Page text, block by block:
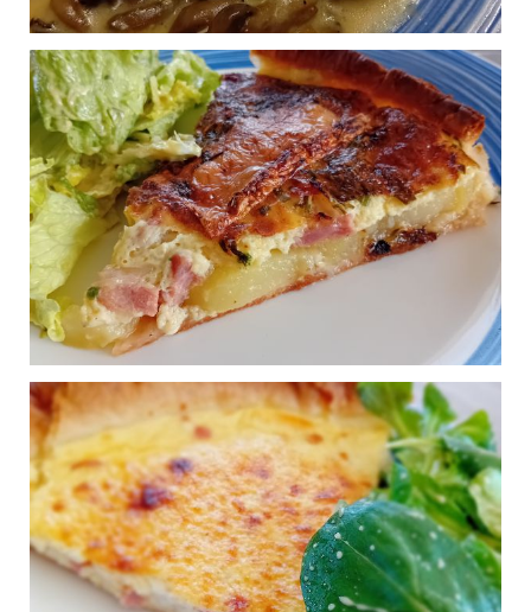
0
Chorba
Publié le 16/03/2025 à 13:14
0
Filet De Poulet
Forestier